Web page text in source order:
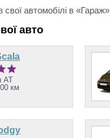
автомобілі в «Гараж»
авто
AT
км